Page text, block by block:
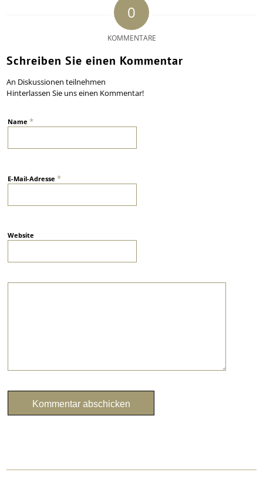
0
KOMMENTARE
Schreiben Sie einen Kommentar
An Diskussionen teilnehmen
Hinterlassen Sie uns einen Kommentar!
Name*
E-Mail-Adresse*
Website